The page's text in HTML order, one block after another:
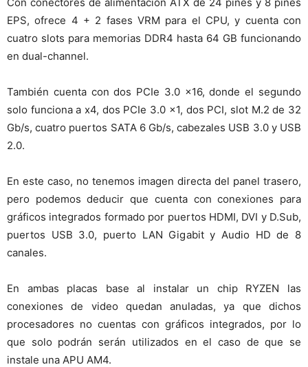
EPS, ofrece 4 + 2 fases VRM para el CPU, y cuenta con
cuatro slots para memorias DDR4 hasta 64 GB funcionando
en dual-channel.
También cuenta con dos PCIe 3.0 x16, donde el segundo
solo funciona a x4, dos PCIe 3.0 x1, dos PCI, slot M.2 de 32
Gb/s, cuatro puertos SATA 6 Gb/s, cabezales USB 3.0 y USB
2.0.
En este caso, no tenemos imagen directa del panel trasero,
pero podemos deducir que cuenta con conexiones para
gráficos integrados formado por puertos HDMI, DVI y D.Sub,
puertos USB 3.0, puerto LAN Gigabit y Audio HD de 8
canales.
En ambas placas base al instalar un chip RYZEN las
conexiones de video quedan anuladas, ya que dichos
procesadores no cuentas con gráficos integrados, por lo
que solo podrán serán utilizados en el caso de que se
instale una APU AM4.